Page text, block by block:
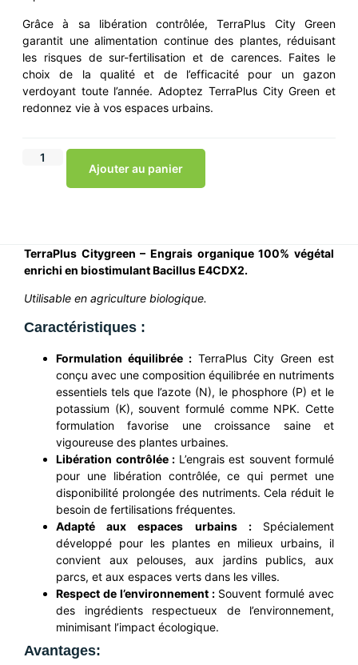
Grâce à sa libération contrôlée, TerraPlus City Green
garantit une alimentation continue des plantes, réduisant
les risques de sur-fertilisation et de carences. Faites le
choix de la qualité et de l’efficacité pour un gazon
verdoyant toute l’année. Adoptez TerraPlus City Green et
redonnez vie à vos espaces urbains.
Ajouter au panier
TerraPlus Citygreen – Engrais organique 100% végétal
enrichi en biostimulant Bacillus E4CDX2.
Utilisable en agriculture biologique.
Caractéristiques :
Formulation équilibrée : TerraPlus City Green est
conçu avec une composition équilibrée en nutriments
essentiels tels que l’azote (N), le phosphore (P) et le
potassium (K), souvent formulé comme NPK. Cette
formulation favorise une croissance saine et
vigoureuse des plantes urbaines.
Libération contrôlée : L’engrais est souvent formulé
pour une libération contrôlée, ce qui permet une
disponibilité prolongée des nutriments. Cela réduit le
besoin de fertilisations fréquentes.
Adapté aux espaces urbains : Spécialement
développé pour les plantes en milieux urbains, il
convient aux pelouses, aux jardins publics, aux
parcs, et aux espaces verts dans les villes.
Respect de l’environnement : Souvent formulé avec
des ingrédients respectueux de l’environnement,
minimisant l’impact écologique.
Avantages: